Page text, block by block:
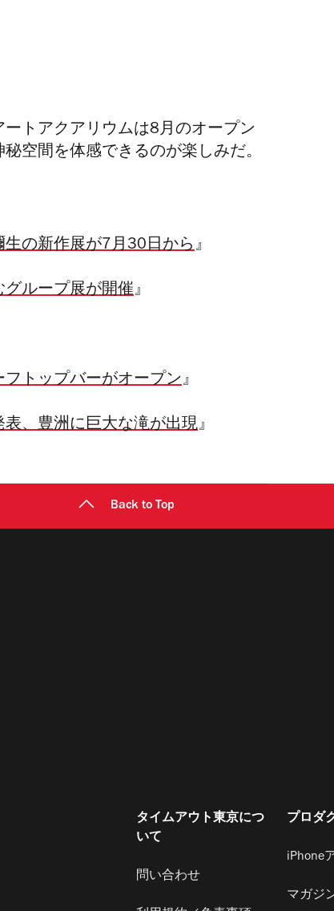
トアクアリウムは8月のオープン
空間を体感できるのが楽しみだ。
の新作展が7月30日から』
グループ展が開催』
トップバーがオープン』
、豊洲に巨大な滝が出現』
Back to Top
タイムアウト東京につ
いて
問い合わせ
プロダ
iPhone
マガジ